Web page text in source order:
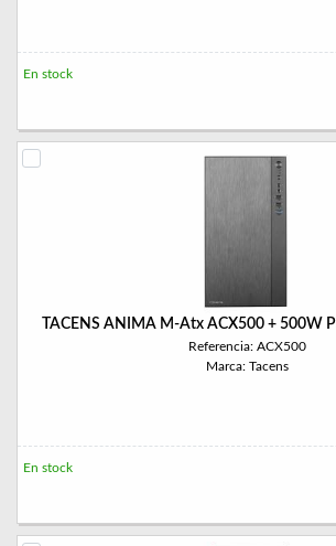
En stock
TACENS ANIMA M-Atx ACX500 + 500W
Referencia: ACX500
Marca: Tacens
En stock